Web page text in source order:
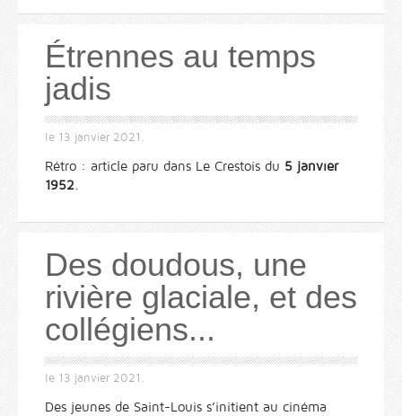
Étrennes au temps
jadis
le 13 janvier 2021 .
Rétro : article paru dans Le Crestois du 5 janvier
1952.
Des doudous, une
rivière glaciale, et des
collégiens...
le 13 janvier 2021 .
Des jeunes de Saint-Louis s’initient au cinéma